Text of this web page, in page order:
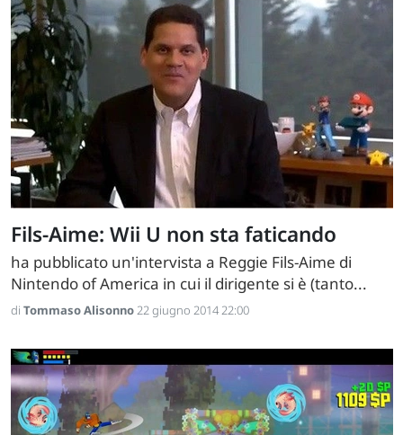
Fils-Aime: Wii U non sta faticando
ha pubblicato un'intervista a Reggie Fils-Aime di
Nintendo of America in cui il dirigente si è (tanto...
di Tommaso Alisonno22 giugno 2014 22:00